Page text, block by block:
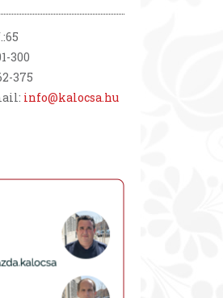
300
375
info@kalocsa.hu